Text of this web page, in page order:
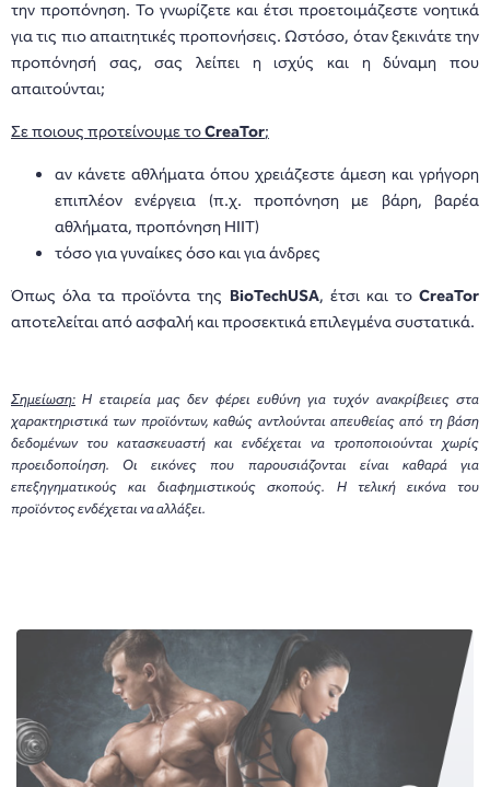
την προπόνηση. Το γνωρίζετε και έτσι προετοιμάζεστε νοητικά
για τις πιο απαιτητικές προπονήσεις. Ωστόσο, όταν ξεκινάτε την
προπόνησή σας, σας λείπει η ισχύς και η δύναμη που
απαιτούνται;
Σε ποιους προτείνουμε τοCreaTor;
αν κάνετε αθλήματα όπου χρειάζεστε άμεση και γρήγορη
επιπλέον ενέργεια (π.χ. προπόνηση με βάρη, βαρέα
αθλήματα, προπόνηση HIIT)
τόσο για γυναίκες όσο και για άνδρες
Όπως όλα τα προϊόντα της BioTechUSA, έτσι και τοCreaTor
αποτελείται από ασφαλή και προσεκτικά επιλεγμένα συστατικά.
Σημείωση: Η εταιρεία μας δεν φέρει ευθύνη για τυχόν ανακρίβειες στα
χαρακτηριστικά των προϊόντων, καθώς αντλούνται απευθείας από τη βάση
δεδομένων του κατασκευαστή και ενδέχεται να τροποποιούνται χωρίς
προειδοποίηση. Οι εικόνες που παρουσιάζονται είναι καθαρά για
επεξηγηματικούς και διαφημιστικούς σκοπούς. Η τελική εικόνα του
προϊόντος ενδέχεται να αλλάξει.